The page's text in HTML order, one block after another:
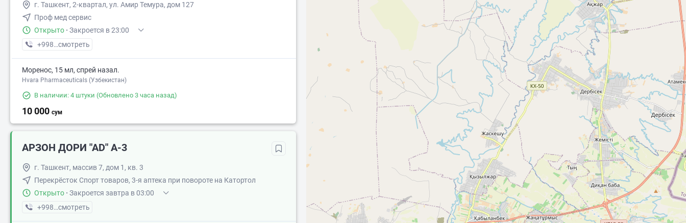
г. Ташкент, 2-квартал, ул. Амир Темура, дом 127
Проф мед сервис
Открыто · Закроется в 23:00
+998 (71) XXX-XX-XX
смотреть
Моренос, 15 мл, спрей назал.
Hvara Pharmaceuticals (Узбекистан)
В наличии: 4 штуки (Обновлено 3 часа назад)
10 000 сум
АРЗОН ДОРИ "АD" А-3
г. Ташкент, массив 7, дом 1, кв. 3
Перекрёсток Спорт товаров, 3-я аптека при повороте на Катортол
Открыто · Закроется завтра в 03:00
+998 (94) XXX-XX-XX
смотреть